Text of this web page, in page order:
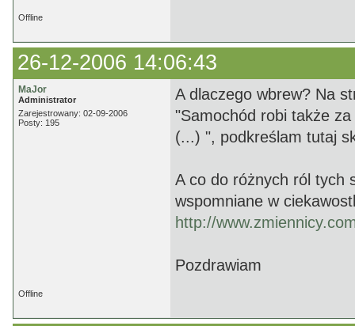
Offline
26-12-2006 14:06:43
MaJor
Administrator
Zarejestrowany: 02-09-2006
Posty: 195
A dlaczego wbrew? Na
"Samochód robi także
(...) ", podkreślam tutaj
A co do różnych ról tych
wspomniane w
http://
Pozdrawiam
Offline